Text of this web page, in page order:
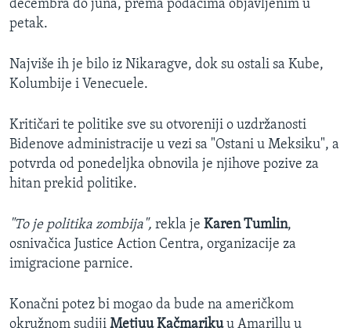
decembra do juna, prema podacima objavljenim u
petak.
Najviše ih je bilo iz Nikaragve, dok su ostali sa Kube,
Kolumbije i Venecuele.
Kritičari te politike sve su otvoreniji o uzdržanosti
Bidenove administracije u vezi sa "Ostani u Meksiku", a
potvrda od ponedeljka obnovila je njihove pozive za
hitan prekid politike.
"To je politika zombija", rekla je Karen Tumlin,
osnivačica Justice Action Centra, organizacije za
imigracione parnice.
Konačni potez bi mogao da bude na američkom
okružnom sudiji Metjuu Kačmarikuu Amarillu u